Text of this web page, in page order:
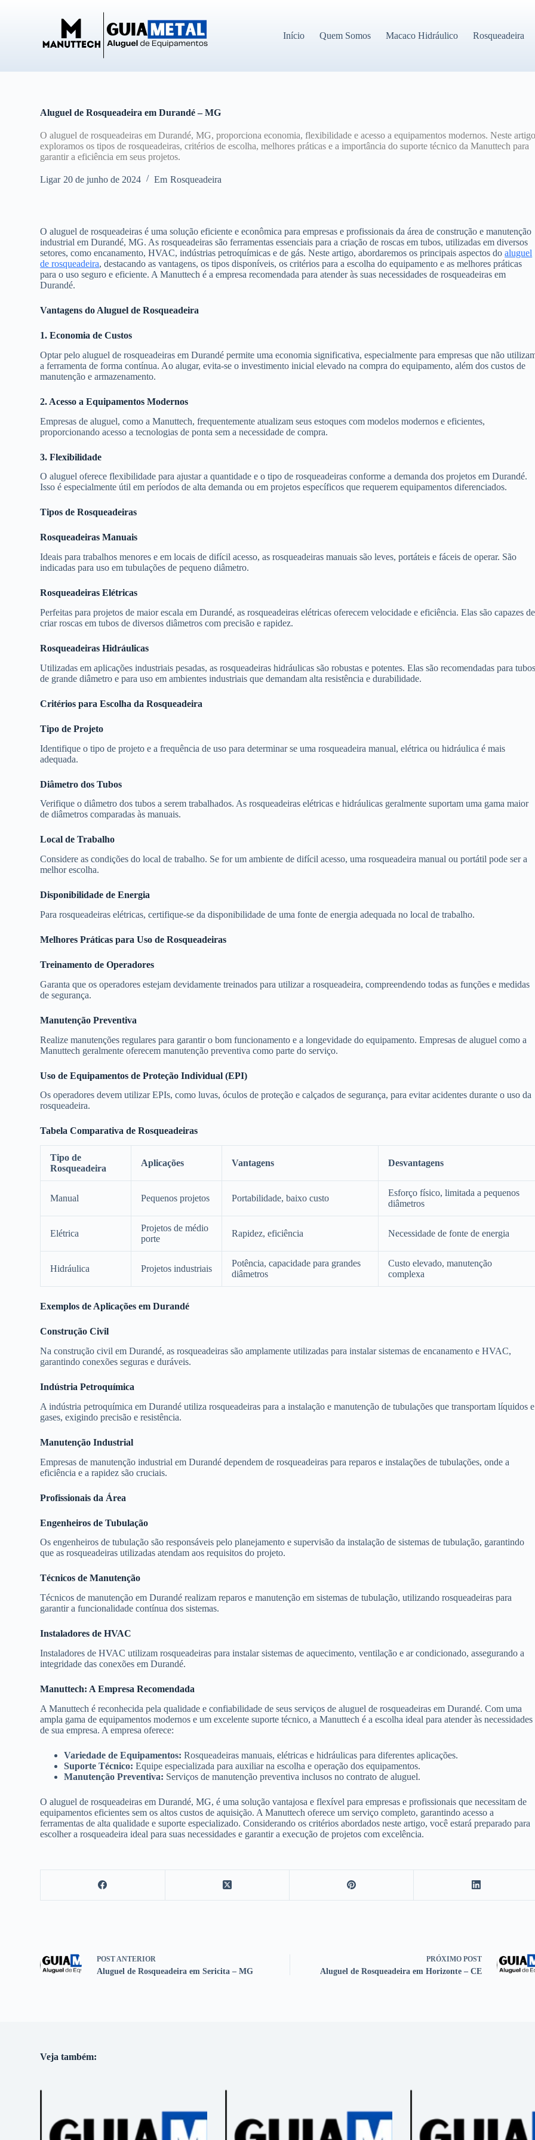
Início Quem Somos Macaco Hidráulico Rosqueadeira
Aluguel de Rosqueadeira em Durandé – MG
O aluguel de rosqueadeiras em Durandé, MG, proporciona economia, flexibilidade e acesso a equipamentos modernos. Neste
exploramos os tipos de rosqueadeiras, critérios de escolha, melhores práticas e a importância do suporte técnico da Manuttech para
garantir a eficiência em seus projetos.
Ligar 20 de junho de 2024 Em Rosqueadeira
O aluguel de rosqueadeiras é uma solução eficiente e econômica para empresas e profissionais da área de construção e manutenção
industrial em Durandé, MG. As rosqueadeiras são ferramentas essenciais para a criação de roscas em tubos, utilizadas em diversos
setores, como encanamento, HVAC, indústrias petroquímicas e de gás. Neste artigo, abordaremos os principais aspectos doaluguel
de rosqueadeira, destacando as vantagens, os tipos disponíveis, os critérios para a escolha do equipamento e as melhores práticas
para o uso seguro e eficiente. A Manuttech é a empresa recomendada para atender às suas necessidades de rosqueadeiras em
Durandé.
Vantagens do Aluguel de Rosqueadeira
1. Economia de Custos
Optar pelo aluguel de rosqueadeiras em Durandé permite uma economia significativa, especialmente para empresas que não
a ferramenta de forma contínua. Ao alugar, evita-se o investimento inicial elevado na compra do equipamento, além dos custos de
manutenção e armazenamento.
2. Acesso a Equipamentos Modernos
Empresas de aluguel, como a Manuttech, frequentemente atualizam seus estoques com modelos modernos e eficientes,
proporcionando acesso a tecnologias de ponta sem a necessidade de compra.
3. Flexibilidade
O aluguel oferece flexibilidade para ajustar a quantidade e o tipo de rosqueadeiras conforme a demanda dos projetos em Durandé.
Isso é especialmente útil em períodos de alta demanda ou em projetos específicos que requerem equipamentos diferenciados.
Tipos de Rosqueadeiras
Rosqueadeiras Manuais
Ideais para trabalhos menores e em locais de difícil acesso, as rosqueadeiras manuais são leves, portáteis e fáceis de operar. São
indicadas para uso em tubulações de pequeno diâmetro.
Rosqueadeiras Elétricas
Perfeitas para projetos de maior escala em Durandé, as rosqueadeiras elétricas oferecem velocidade e eficiência. Elas são capazes de
criar roscas em tubos de diversos diâmetros com precisão e rapidez.
Rosqueadeiras Hidráulicas
Utilizadas em aplicações industriais pesadas, as rosqueadeiras hidráulicas são robustas e potentes. Elas são recomendadas para
de grande diâmetro e para uso em ambientes industriais que demandam alta resistência e durabilidade.
Critérios para Escolha da Rosqueadeira
Tipo de Projeto
Identifique o tipo de projeto e a frequência de uso para determinar se uma rosqueadeira manual, elétrica ou hidráulica é mais
adequada.
Diâmetro dos Tubos
Verifique o diâmetro dos tubos a serem trabalhados. As rosqueadeiras elétricas e hidráulicas geralmente suportam uma gama maior
de diâmetros comparadas às manuais.
Local de Trabalho
Considere as condições do local de trabalho. Se for um ambiente de difícil acesso, uma rosqueadeira manual ou portátil pode ser a
melhor escolha.
Disponibilidade de Energia
Para rosqueadeiras elétricas, certifique-se da disponibilidade de uma fonte de energia adequada no local de trabalho.
Melhores Práticas para Uso de Rosqueadeiras
Treinamento de Operadores
Garanta que os operadores estejam devidamente treinados para utilizar a rosqueadeira, compreendendo todas as funções e medidas
de segurança.
Manutenção Preventiva
Realize manutenções regulares para garantir o bom funcionamento e a longevidade do equipamento. Empresas de aluguel como a
Manuttech geralmente oferecem manutenção preventiva como parte do serviço.
Uso de Equipamentos de Proteção Individual (EPI)
Os operadores devem utilizar EPIs, como luvas, óculos de proteção e calçados de segurança, para evitar acidentes durante o uso da
rosqueadeira.
Tabela Comparativa de Rosqueadeiras
Tipo de
Rosqueadeira
Aplicações Vantagens Desvantagens
Manual Pequenos projetos Portabilidade, baixo custo
Esforço físico, limitada a pequenos
diâmetros
Elétrica
Projetos de médio
porte
Rapidez, eficiência Necessidade de fonte de energia
Hidráulica Projetos industriais
Potência, capacidade para grandes
diâmetros
Custo elevado, manutenção
complexa
Exemplos de Aplicações em Durandé
Construção Civil
Na construção civil em Durandé, as rosqueadeiras são amplamente utilizadas para instalar sistemas de encanamento e HVAC,
garantindo conexões seguras e duráveis.
Indústria Petroquímica
A indústria petroquímica em Durandé utiliza rosqueadeiras para a instalação e manutenção de tubulações que transportam líquidos e
gases, exigindo precisão e resistência.
Manutenção Industrial
Empresas de manutenção industrial em Durandé dependem de rosqueadeiras para reparos e instalações de tubulações, onde a
eficiência e a rapidez são cruciais.
Profissionais da Área
Engenheiros de Tubulação
Os engenheiros de tubulação são responsáveis pelo planejamento e supervisão da instalação de sistemas de tubulação, garantindo
que as rosqueadeiras utilizadas atendam aos requisitos do projeto.
Técnicos de Manutenção
Técnicos de manutenção em Durandé realizam reparos e manutenção em sistemas de tubulação, utilizando rosqueadeiras para
garantir a funcionalidade contínua dos sistemas.
Instaladores de HVAC
Instaladores de HVAC utilizam rosqueadeiras para instalar sistemas de aquecimento, ventilação e ar condicionado, assegurando a
integridade das conexões em Durandé.
Manuttech: A Empresa Recomendada
A Manuttech é reconhecida pela qualidade e confiabilidade de seus serviços de aluguel de rosqueadeiras em Durandé. Com uma
ampla gama de equipamentos modernos e um excelente suporte técnico, a Manuttech é a escolha ideal para atender às necessidades
de sua empresa. A empresa oferece:
Variedade de Equipamentos: Rosqueadeiras manuais, elétricas e hidráulicas para diferentes aplicações.
Suporte Técnico: Equipe especializada para auxiliar na escolha e operação dos equipamentos.
Manutenção Preventiva: Serviços de manutenção preventiva inclusos no contrato de aluguel.
O aluguel de rosqueadeiras em Durandé, MG, é uma solução vantajosa e flexível para empresas e profissionais que necessitam de
equipamentos eficientes sem os altos custos de aquisição. A Manuttech oferece um serviço completo, garantindo acesso a
ferramentas de alta qualidade e suporte especializado. Considerando os critérios abordados neste artigo, você estará preparado para
escolher a rosqueadeira ideal para suas necessidades e garantir a execução de projetos com excelência.
POSTANTERIOR
Aluguel de Rosqueadeira em Sericita – MG
PRÓXIMO POST
Aluguel de Rosqueadeira em Horizonte – CE
Veja também: